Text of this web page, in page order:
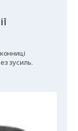
зусиль.